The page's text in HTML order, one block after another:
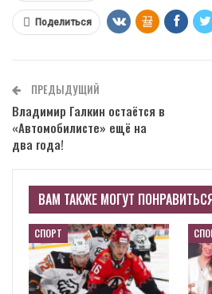
Поделиться
ПРЕДЫДУЩИЙ
Владимир Галкин остаётся в
«Автомобилисте» ещё на
два года!
ВАМ ТАКЖЕ МОГУТ
СПОРТ